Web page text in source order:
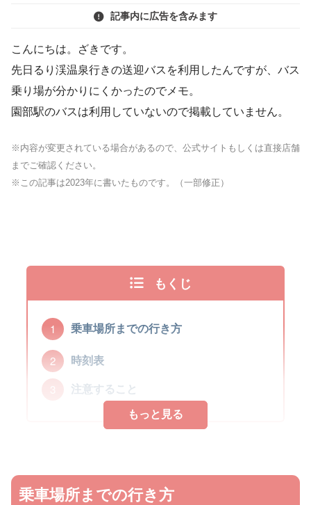
記事内に広告を含みます
こんにちは。ざきです。
先日るり渓温泉行きの送迎バスを利用したんですが、バス
乗り場が分かりにくかったのでメモ。
園部駅のバスは利用していないので掲載していません。
※内容が変更されている場合があるので、公式サイトもしくは直接店舗
までご確認ください。
※この記事は2023年に書いたものです。（一部修正）
もくじ
乗車場所までの行き方
時刻表
注意すること
もっと見る
もっと見る
乗車場所までの行き方